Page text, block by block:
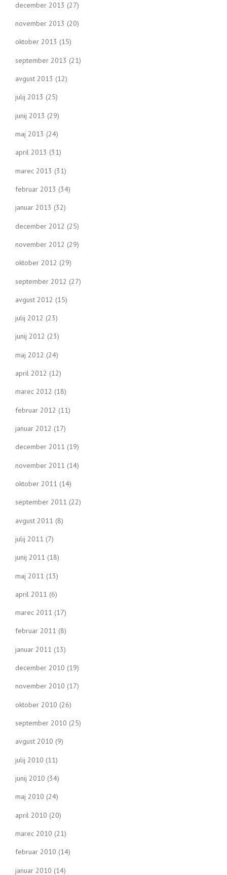
december 2013 (27)
november 2013 (20)
oktober 2013 (15)
september 2013 (21)
avgust 2013 (12)
julij 2013 (25)
junij 2013 (29)
maj 2013 (24)
april 2013 (31)
marec 2013 (31)
februar 2013 (34)
januar 2013 (32)
december 2012 (25)
november 2012 (29)
oktober 2012 (29)
september 2012 (27)
avgust 2012 (15)
julij 2012 (23)
junij 2012 (23)
maj 2012 (24)
april 2012 (12)
marec 2012 (18)
februar 2012 (11)
januar 2012 (17)
december 2011 (19)
november 2011 (14)
oktober 2011 (14)
september 2011 (22)
avgust 2011 (8)
julij 2011 (7)
junij 2011 (18)
maj 2011 (13)
april 2011 (6)
marec 2011 (17)
februar 2011 (8)
januar 2011 (13)
december 2010 (19)
november 2010 (17)
oktober 2010 (26)
september 2010 (25)
avgust 2010 (9)
julij 2010 (11)
junij 2010 (34)
maj 2010 (24)
april 2010 (20)
marec 2010 (21)
februar 2010 (14)
januar 2010 (14)